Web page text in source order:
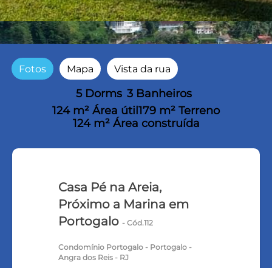
Fotos Mapa Vista da rua
5 Dorms 3 Banheiros
124 m² Área útil 179 m² Terreno
124 m² Área construída
Casa Pé na Areia,
Próximo a Marina em
Portogalo - Cód.112
Condomínio Portogalo - Portogalo -
Angra dos Reis - RJ